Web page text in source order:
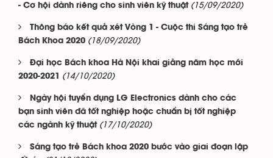
- Cơ hội dành riêng cho sinh viên kỹ thuật (15/09/2020)
Thông báo kết quả xét Vòng 1 - Cuộc thi Sáng tạo trẻ
Bách Khoa 2020 (18/09/2020)
Đại học Bách khoa Hà Nội khai giảng năm học mới
2020-2021
(14/10/2020)
Ngày hội tuyển dụng LG Electronics dành cho các
bạn sinh viên đã tốt nghiệp hoặc chuẩn bị tốt nghiệp
các ngành kỹ thuật (17/10/2020)
Sáng tạo trẻ Bách khoa 2020 bước vào giai đoạn lập